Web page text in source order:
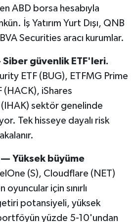
ABD borsa hesabıyla
İş Yatırım Yurt Dışı, QNB
Securities aracı kurumlar.
güvenlik ETF'leri.
ETF (BUG), ETFMG Prime
(HACK), iShares
sektör genelinde
Tek hisseye dayalı risk
Yüksek büyüme
(S), Cloudflare (NET)
için sınırlı
potansiyeli, yüksek
yüzde 5-10'undan